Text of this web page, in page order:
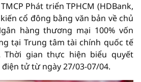
Phát triển TPHCM (HDBank,
kiến cổ đông bằng văn bản về chủ
hàng thương mại 100% vốn
tại Trung tâm tài chính quốc tế
Thời gian thực hiện biểu quyết
tử từ ngày 27/03-07/04.